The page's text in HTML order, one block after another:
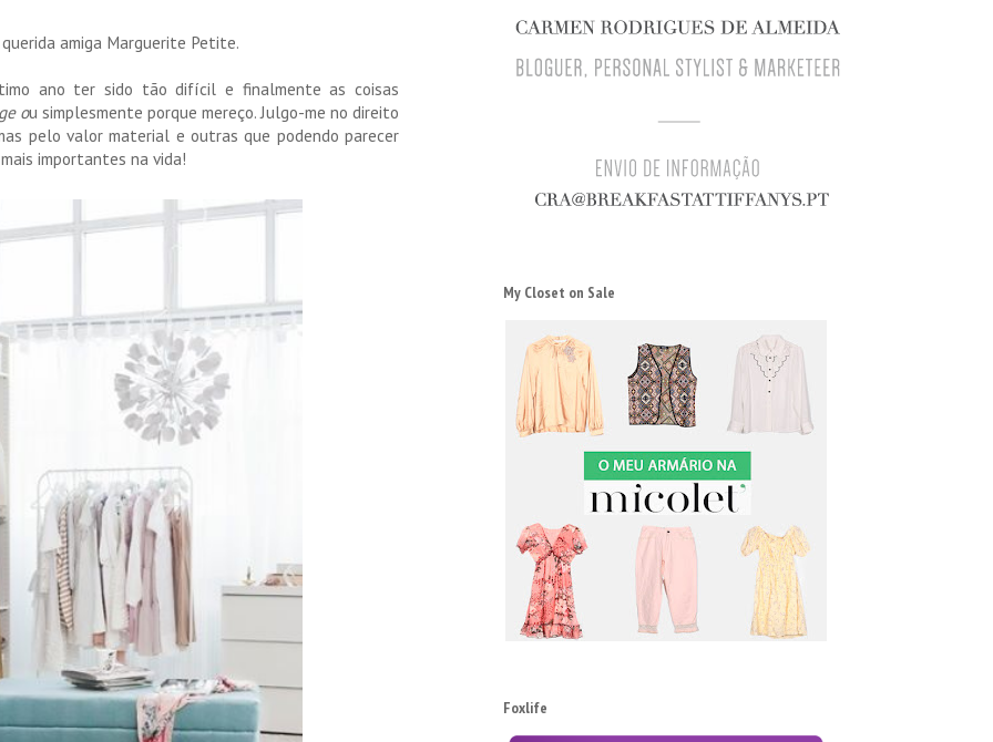
amiga Marguerite Petite.
ano ter sido tão difícil e finalmente as coisas
ou simplesmente porque mereço. Julgo-me no direito
pelo valor material e outras que podendo parecer
importantes na vida!
My Closet on Sale
Foxlife